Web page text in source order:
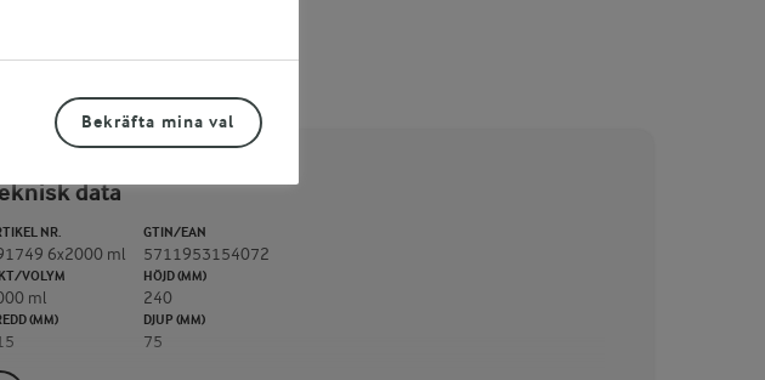
data
NR.
6x2000 ml
GTIN/EAN
5711953154072
VOLYM
ml
HÖJD (MM)
240
(MM) DJUP (MM)
75
Bekräfta mina val